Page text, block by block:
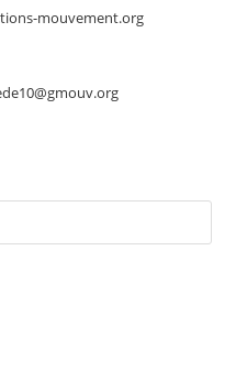
mouvement.org